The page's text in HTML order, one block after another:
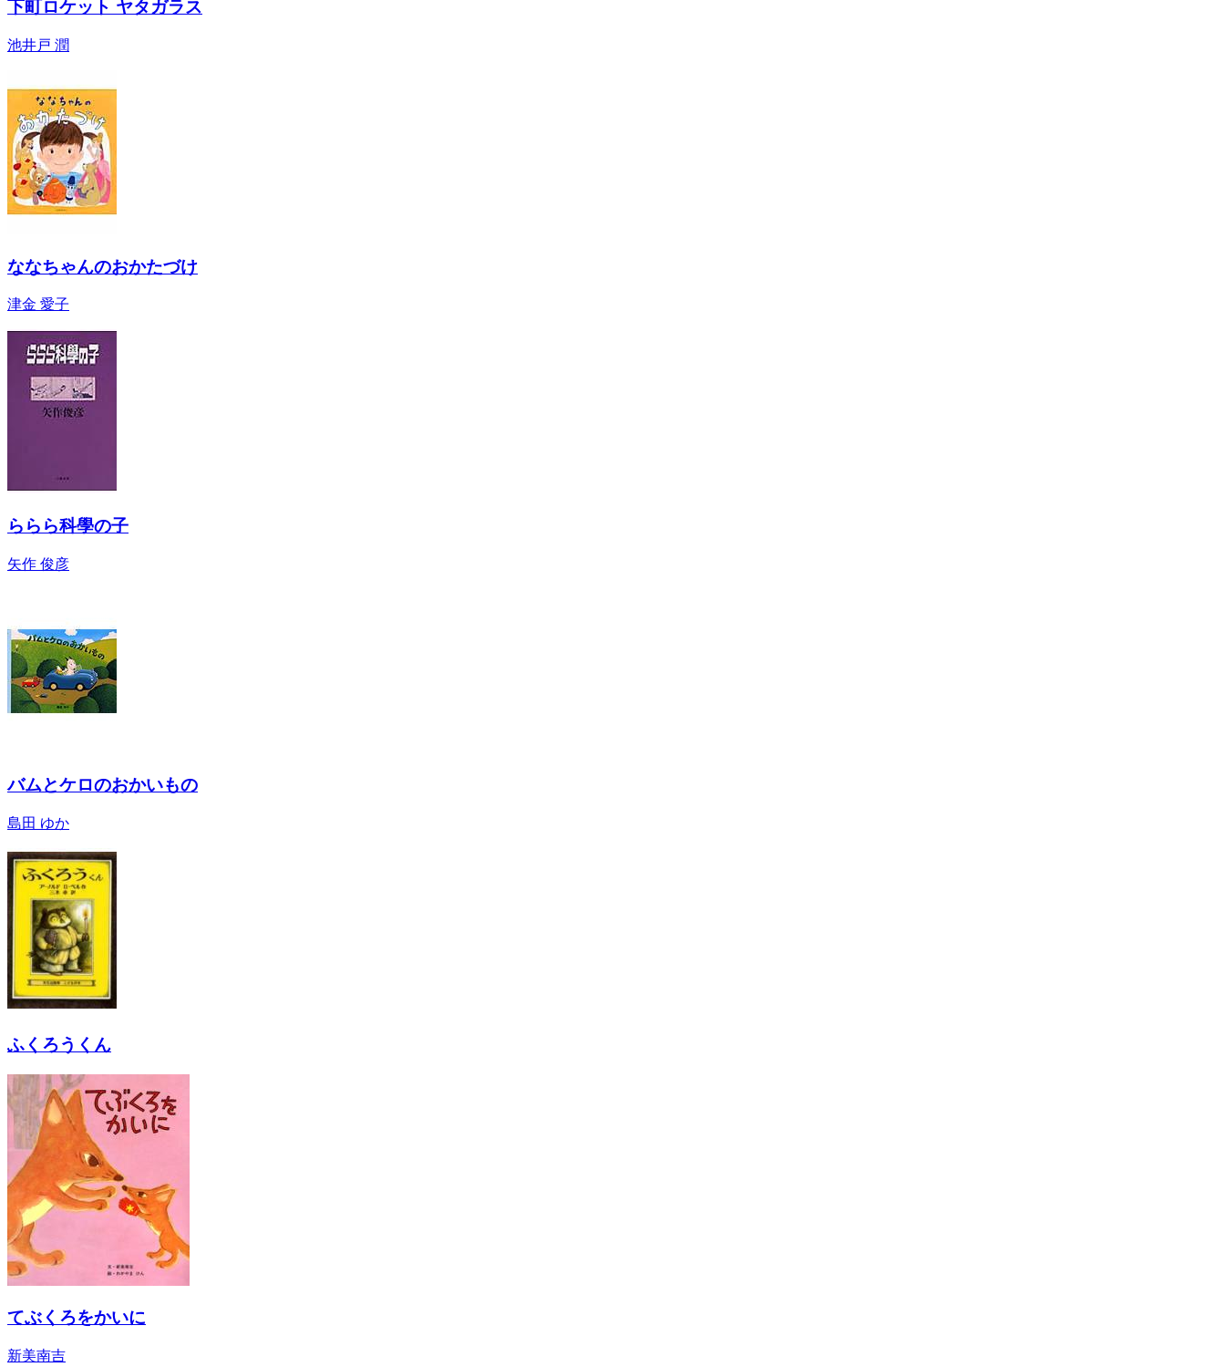
下町ロケット ヤタガラス
池井戸 潤
ななちゃんのおかたづけ
津金 愛子
ららら科學の子
矢作 俊彦
バムとケロのおかいもの
島田 ゆか
ふくろうくん
てぶくろをかいに
新美南吉